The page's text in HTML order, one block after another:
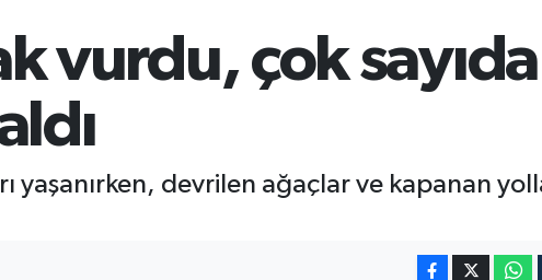
BİST100 13.779 %-14
vurdu, çok
yaşanırken, devrilen ağaçlar ve kapanan